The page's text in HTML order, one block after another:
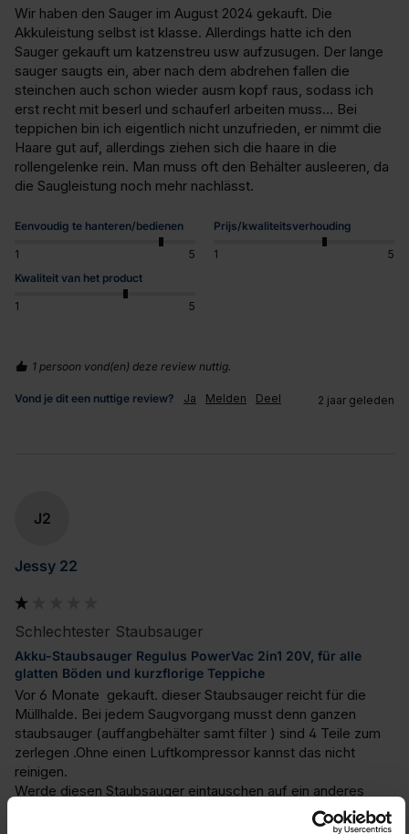
Wir haben den Sauger im August 2024 gekauft. Die
Akkuleistung selbst ist klasse. Allerdings hatte ich den
Sauger gekauft um katzenstreu usw aufzusugen. Der lange
sauger saugts ein, aber nach dem abdrehen fallen die
steinchen auch schon wieder ausm kopf raus, sodass ich
erst recht mit beserl und schauferl arbeiten muss... Bei
teppichen bin ich eigentlich nicht unzufrieden, er nimmt die
Haare gut auf, allerdings ziehen sich die haare in die
rollengelenke rein. Man muss oft den Behälter ausleeren, da
die Saugleistung noch mehr nachlässt.
Eenvoudig te hanteren/bedienen
1 5
Prijs/kwaliteitsverhouding
1
5
Kwaliteit van het product
1 5
1 persoon vond(en) deze review nuttig.
Vond je dit een nuttige review? Ja Melden Deel 2 jaar geleden
J2
Jessy 22
Schlechtester Staubsauger
Akku-Staubsauger Regulus PowerVac 2in1 20V, für alle
glatten Böden und kurzflorige Teppiche
Vor 6 Monate  gekauft. dieser Staubsauger reicht für die
Müllhalde. Bei jedem Saugvorgang musst denn ganzen
staubsauger (auffangbehälter samt filter ) sind 4 Teile zum
zerlegen .Ohne einen Luftkompressor kannst das nicht
reinigen.
Werde diesen Staubsauger eintauschen auf ein anderes
Gerät.(vielleicht sogar Markenwechsel) wenn LEIFHEIT